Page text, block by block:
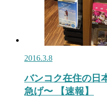
2016.3.8
バンコク在住の
急げ〜 【速報】